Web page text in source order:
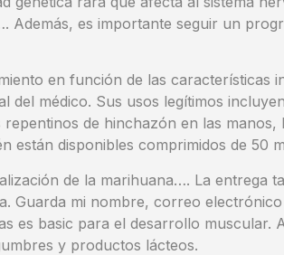
Además, es importante seguir un
en función de las características
médico. Sus usos legítimos
de hinchazón en las
están disponibles comprimidos de 50
de la marihuana…. La entrega
Guarda mi nombre, correo
es basic para el desarrollo muscular.
y productos lácteos.